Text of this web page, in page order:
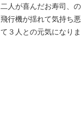
二人が喜んだお寿司、
飛行機が揺れて気持ち
て３人との元気になりま